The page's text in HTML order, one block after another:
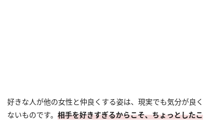
好きな人が他の女性と仲良くする姿は、現実でも気分が良く
ないものです。 相手を好きすぎるからこそ、ちょっとしたこ